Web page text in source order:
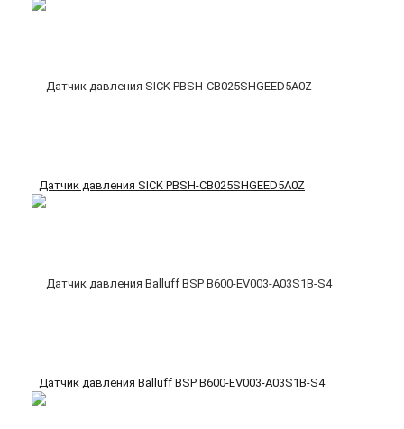
Датчик давления SICK PBSH-CB025SHGEED5A0Z
Датчик давления Balluff BSP B600-EV003-A03S1B-S4